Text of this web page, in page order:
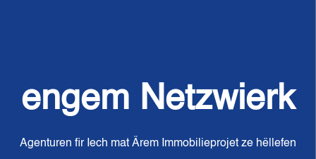
engem Netzwierk
Agenturen fir Iech mat Ärem Immobilieprojet ze hëllefen